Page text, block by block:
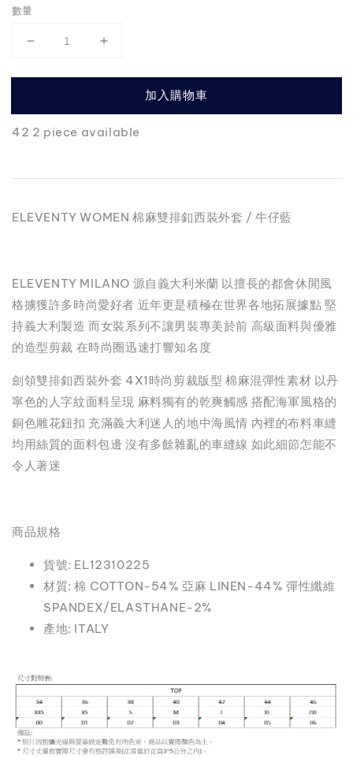
數量
加入購物車
42 2 piece available
ELEVENTY WOMEN 棉麻雙排釦西裝外套 / 牛仔藍
ELEVENTY MILANO 源自義大利米蘭 以擅長的都會休閒風
格擄獲許多時尚愛好者 近年更是積極在世界各地拓展據點 堅
持義大利製造 而女裝系列不讓男裝專美於前 高級面料與優雅
的造型剪裁 在時尚圈迅速打響知名度
劍領雙排釦西裝外套 4X1時尚剪裁版型 棉麻混彈性素材 以丹
寧色的人字紋面料呈現 麻料獨有的乾爽觸感 搭配海軍風格的
銅色雕花鈕扣 充滿義大利迷人的地中海風情 內裡的布料車縫
均用絲質的面料包邊 沒有多餘雜亂的車縫線 如此細節怎能不
令人著迷
商品規格
貨號: EL12310225
材質: 棉 COTTON-54% 亞麻 LINEN-44% 彈性纖維
SPANDEX/ELASTHANE-2%
產地: ITALY